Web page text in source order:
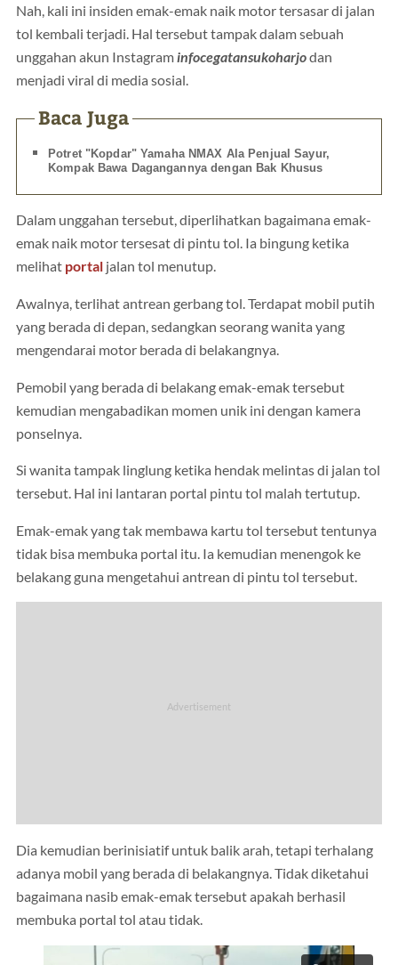
Nah, kali ini insiden emak-emak naik motor tersasar di jalan
tol kembali terjadi. Hal tersebut tampak dalam sebuah
unggahan akun Instagram infocegatansukoharjodan
menjadi viral di media sosial.
Baca Juga
Potret "Kopdar" Yamaha NMAX Ala Penjual Sayur,
Kompak Bawa Dagangannya dengan Bak Khusus
Dalam unggahan tersebut, diperlihatkan bagaimana emak-
emak naik motor tersesat di pintu tol. Ia bingung ketika
melihat portal jalan tol menutup.
Awalnya, terlihat antrean gerbang tol. Terdapat mobil putih
yang berada di depan, sedangkan seorang wanita yang
mengendarai motor berada di belakangnya.
Pemobil yang berada di belakang emak-emak tersebut
kemudian mengabadikan momen unik ini dengan kamera
ponselnya.
Si wanita tampak linglung ketika hendak melintas di jalan tol
tersebut. Hal ini lantaran portal pintu tol malah tertutup.
Emak-emak yang tak membawa kartu tol tersebut tentunya
tidak bisa membuka portal itu. Ia kemudian menengok ke
belakang guna mengetahui antrean di pintu tol tersebut.
Dia kemudian berinisiatif untuk balik arah, tetapi terhalang
adanya mobil yang berada di belakangnya. Tidak diketahui
bagaimana nasib emak-emak tersebut apakah berhasil
membuka portal tol atau tidak.